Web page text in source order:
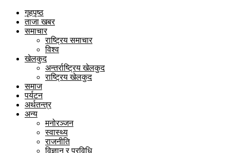
गृहपृष्ठ
ताजा खबर
समाचार
राष्ट्रिय समाचार
विश्व
खेलकुद
अन्तर्राष्ट्रिय खेलकुद
राष्ट्रिय खेलकुद
समाज
पर्यटन
अर्थतन्त्र
अन्य
मनोरञ्जन
स्वास्थ्य
राजनीति
विज्ञान र प्रविधि